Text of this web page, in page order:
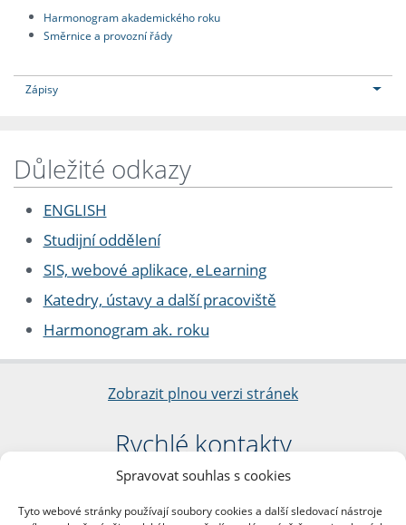
Spravovat souhlas s cookies
Tyto webové stránky používají soubory cookies a další sledovací nástroje
Harmonogram akademického roku
Směrnice a provozní řády
Zápisy
Důležité odkazy
ENGLISH
Studijní oddělení
SIS, webové aplikace, eLearning
Katedry, ústavy a další pracoviště
Harmonogram ak. roku
Zobrazit plnou verzi stránek
Rychlé kontakty
Filozofická fakulta
nám. Jana Palacha 1/2